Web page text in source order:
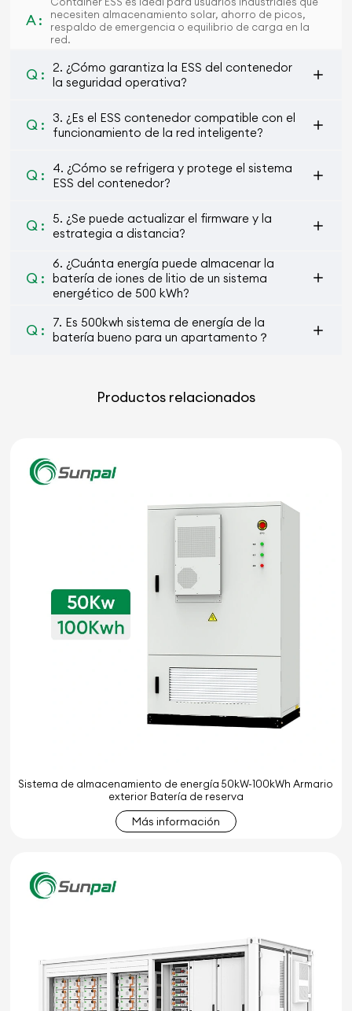
A :
necesiten almacenamiento solar, ahorro de picos,
respaldo de emergencia o equilibrio de carga en la
red.
Q :
2. ¿Cómo garantiza la ESS del contenedor
la seguridad operativa?
Q :
3. ¿Es el ESS contenedor compatible con el
funcionamiento de la red inteligente?
Q :
4. ¿Cómo se refrigera y protege el sistema
ESS del contenedor?
Q :
5. ¿Se puede actualizar el firmware y la
estrategia a distancia?
Q :
6. ¿Cuánta energía puede almacenar la
batería de iones de litio de un sistema
energético de 500 kWh?
Q :
7. Es 500kwh sistema de energía de la
batería bueno para un apartamento？
Productos relacionados
Sistema de almacenamiento de energía 50kW-100kWh Armario
exterior Batería de reserva
Más información